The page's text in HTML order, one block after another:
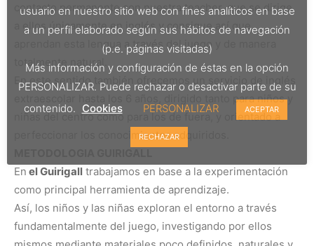
contacto permanente con nuestra teacher, que se dirige
a ellos únicamente en inglés y consigue así que
aprendan esta lengua a través del juego y de manera
totalmente natural.
En este sentido también ofrecemos un servicio de inglés
extraescolar hasta los 6 años, dirigido tanto para niños y
niñas del centro como para los de fuera, y orientado a
perfeccionar los conocimientos adquiridos.
En el Guirigall trabajamos en base a la experimentación
como principal herramienta de aprendizaje.
Así, los niños y las niñas exploran el entorno a través
fundamentalmente del juego, investigando por ellos
usuario en nuestro sitio web con fines analíticos en base
a un perfil elaborado según sus hábitos de navegación
(p.e. páginas visitadas)
Más información y configuración de éstas en la opción
PERSONALIZAR. Puede rechazar o desactivar parte de su
contenido. Cookies PERSONALIZAR ACEPTAR
RECHAZAR